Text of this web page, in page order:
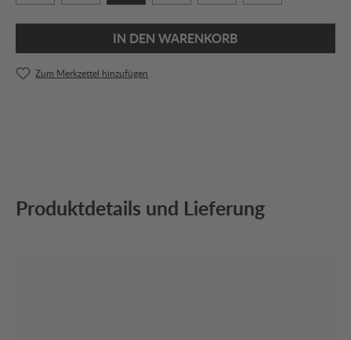
IN DEN WARENKORB
Zum Merkzettel hinzufügen
Produktdetails und Lieferung